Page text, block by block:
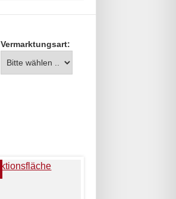
Vermarktungsart: